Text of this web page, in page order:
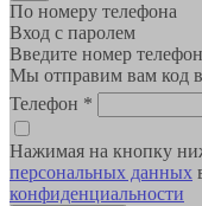
По номеру телефона
Вход с паролем
Введите номер
Мы отправим вам код
Телефон *
Нажимая на кнопку
персональных данных
конфиденциальности